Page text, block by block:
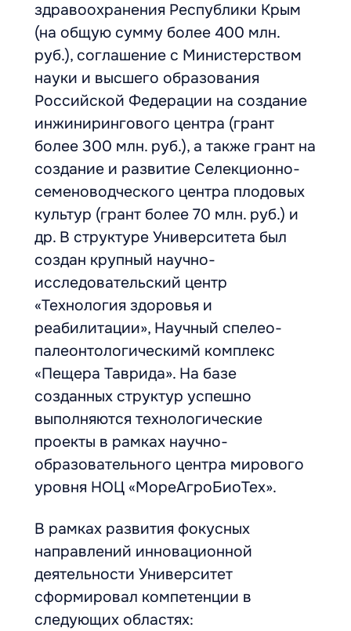
здравоохранения Республики Крым
(на общую сумму более 400 млн.
руб.), соглашение с Министерством
науки и высшего образования
Российской Федерации на создание
инжинирингового центра (грант
более 300 млн. руб.), а также грант на
создание и развитие Селекционно-
семеноводческого центра плодовых
культур (грант более 70 млн. руб.) и
др. В структуре Университета был
создан крупный научно-
исследовательский центр
«Технология здоровья и
реабилитации», Научный спелео-
палеонтологическимй комплекс
«Пещера Таврида». На базе
созданных структур успешно
выполняются технологические
проекты в рамках научно-
образовательного центра мирового
уровня НОЦ «МореАгроБиоТех».
В рамках развития фокусных
направлений инновационной
деятельности Университет
сформировал компетенции в
следующих областях: